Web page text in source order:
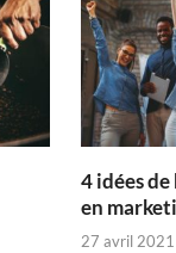
4 idées
en
27 avril 2021